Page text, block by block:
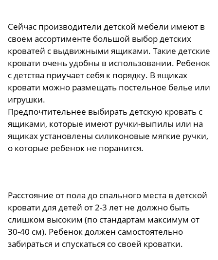
Сейчас производители детской мебели имеют в
своем ассортименте большой выбор детских
кроватей с выдвижными ящиками. Такие детские
кровати очень удобны в использовании. Ребенок
с детства приучает себя к порядку. В ящиках
кровати можно размещать постельное белье или
игрушки.
Предпочтительнее выбирать детскую кровать с
ящиками, которые имеют ручки-выпилы или на
ящиках установлены силиконовые мягкие ручки,
о которые ребенок не поранится.
Расстояние от пола до спального места в детской
кровати для детей от 2-3 лет не должно быть
слишком высоким (по стандартам максимум от
30-40 см). Ребенок должен самостоятельно
забираться и спускаться со своей кроватки.